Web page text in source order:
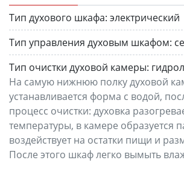
Тип духового шкафа: электрический
Тип управления духовым шкафом:
Тип очистки духовой камеры:
На самую нижнюю полку духовой
устанавливается форма с водой,
процесс очистки: духовка
температуры, в камере образуется
воздействует на остатки пищи и
После этого шкаф легко вымыть